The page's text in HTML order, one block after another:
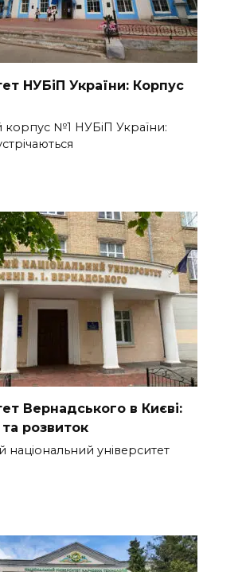
НУБіП України: Корпус
корпус №1 НУБіП України:
Вернадського в Києві:
розвиток
національний університет